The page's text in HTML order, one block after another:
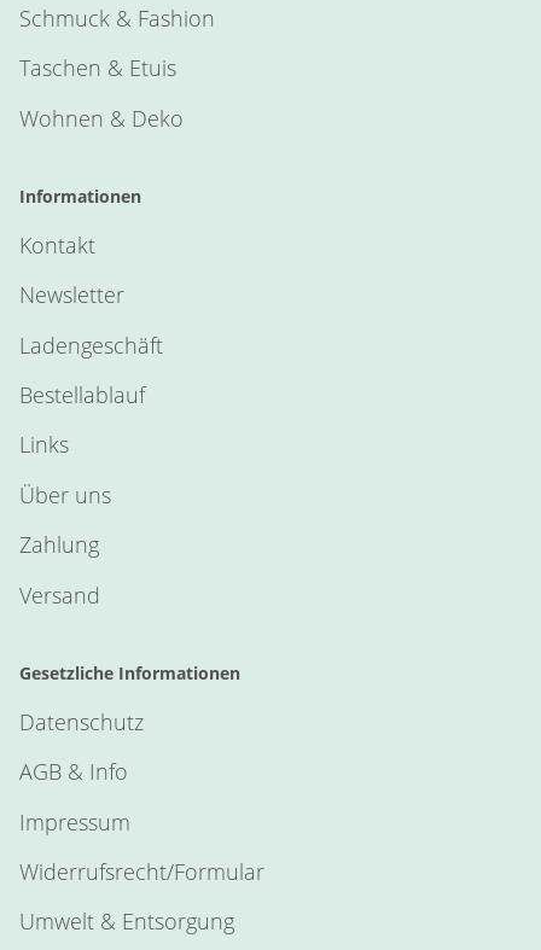
Schmuck & Fashion
Taschen & Etuis
Wohnen & Deko
Informationen
Kontakt
Newsletter
Ladengeschäft
Bestellablauf
Links
Über uns
Zahlung
Versand
Gesetzliche Informationen
Datenschutz
AGB & Info
Impressum
Widerrufsrecht/Formular
Umwelt & Entsorgung